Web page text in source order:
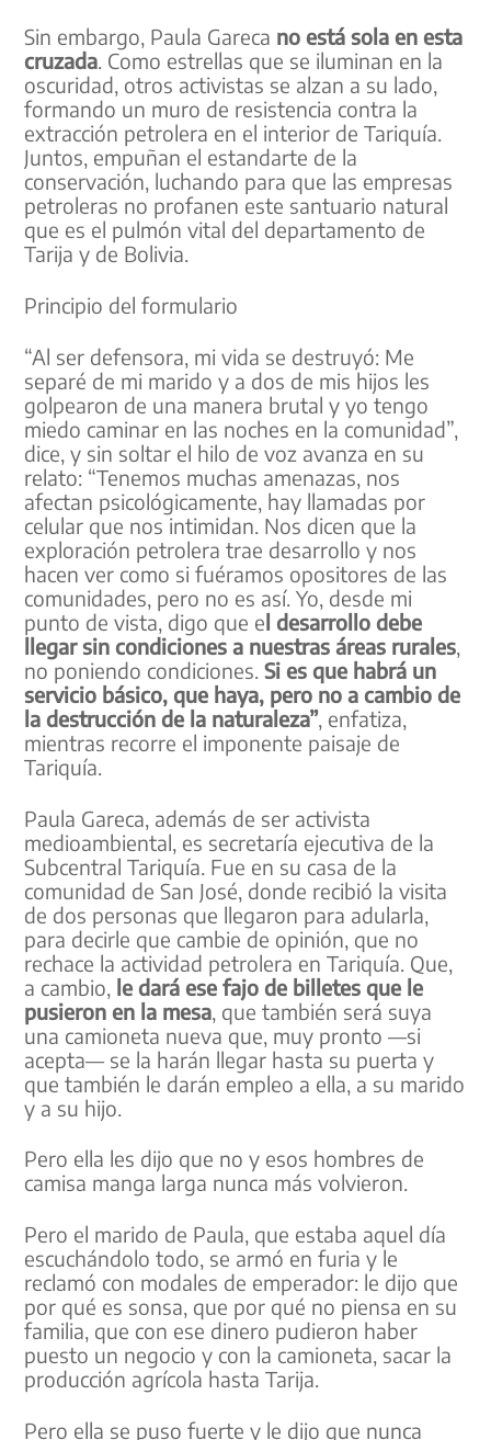
Sin embargo, Paula Gareca no está sola en esta
cruzada. Como estrellas que se iluminan en la
oscuridad, otros activistas se alzan a su lado,
formando un muro de resistencia contra la
extracción petrolera en el interior de Tariquía.
Juntos, empuñan el estandarte de la
conservación, luchando para que las empresas
petroleras no profanen este santuario natural
que es el pulmón vital del departamento de
Tarija y de Bolivia.
Principio del formulario
“Al ser defensora, mi vida se destruyó: Me
separé de mi marido y a dos de mis hijos les
golpearon de una manera brutal y yo tengo
miedo caminar en las noches en la comunidad”,
dice, y sin soltar el hilo de voz avanza en su
relato: “Tenemos muchas amenazas, nos
afectan psicológicamente, hay llamadas por
celular que nos intimidan. Nos dicen que la
exploración petrolera trae desarrollo y nos
hacen ver como si fuéramos opositores de las
comunidades, pero no es así. Yo, desde mi
punto de vista, digo que el desarrollo debe
llegar sin condiciones a nuestras áreas rurales,
no poniendo condiciones.Si es que habrá un
servicio básico, que haya, pero no a cambio de
la destrucción de la naturaleza”, enfatiza,
mientras recorre el imponente paisaje de
Tariquía.
Paula Gareca, además de ser activista
medioambiental, es secretaría ejecutiva de la
Subcentral Tariquía. Fue en su casa de la
comunidad de San José, donde recibió la visita
de dos personas que llegaron para adularla,
para decirle que cambie de opinión, que no
rechace la actividad petrolera en Tariquía. Que,
a cambio, le dará ese fajo de billetes que le
pusieron en la mesa , que también será suya
una camioneta nueva que, muy pronto —si
acepta— se la harán llegar hasta su puerta y
que también le darán empleo a ella, a su marido
y a su hijo.
Pero ella les dijo que no y esos hombres de
camisa manga larga nunca más volvieron.
Pero el marido de Paula, que estaba aquel día
escuchándolo todo, se armó en furia y le
reclamó con modales de emperador: le dijo que
por qué es sonsa, que por qué no piensa en su
familia, que con ese dinero pudieron haber
puesto un negocio y con la camioneta, sacar la
producción agrícola hasta Tarija.
Pero ella se puso fuerte y le dijo que nunca